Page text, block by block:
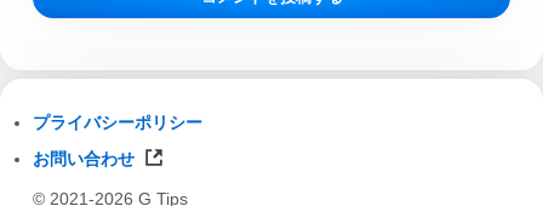
プライバシーポリシー
お問い合わせ
© 2021-2026 G Tips